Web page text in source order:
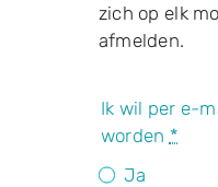
zich op elk
afmelden.
Ik wil per e-
worden *
Ja